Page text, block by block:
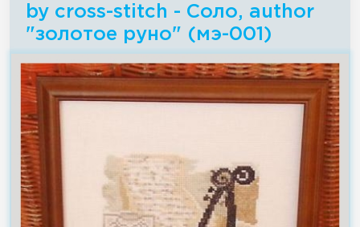
by cross-stitch - Соло, author
"золотое руно" (мэ-001)